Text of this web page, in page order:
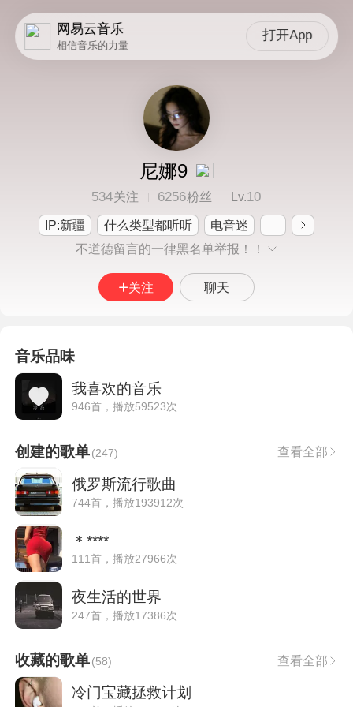
网易云音乐
相信音乐的力量
打开App
尼娜9
534关注 6256粉丝 Lv.10
IP:新疆 什么类型都听听
电音迷
不道德留言的一律黑名单举报！！
关注 聊天
音乐品味
我喜欢的音乐
946首，播放59523次
创建的歌单(247) 查看全部
俄罗斯流行歌曲
744首，播放193912次
＊****
111首，播放27966次
夜生活的世界
247首，播放17386次
收藏的歌单(58) 查看全部
冷门宝藏拯救计划